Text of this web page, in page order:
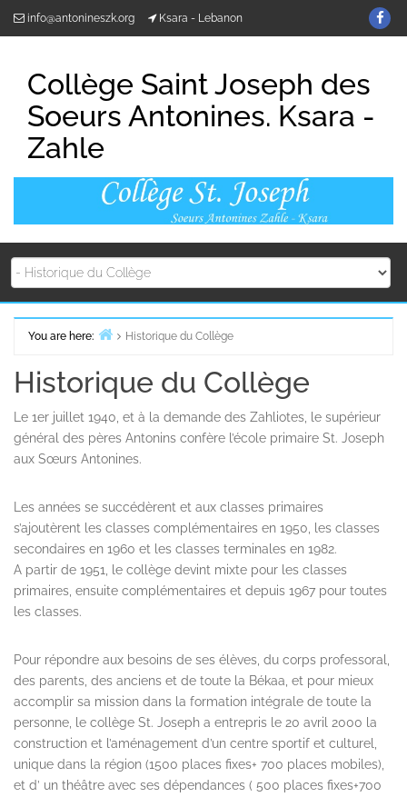
info@antonineszk.org Ksara - Lebanon
us
Collège Saint Joseph des
Soeurs Antonines. Ksara -
Zahle
You are here:
Historique du Collège
Historique du Collège
Le 1er juillet 1940, et à la demande des Zahliotes, le supérieur
général des pères Antonins confère l’école primaire St. Joseph
aux Sœurs Antonines.
Les années se succédèrent et aux classes primaires
s’ajoutèrent les classes complémentaires en 1950, les classes
secondaires en 1960 et les classes terminales en 1982.
A partir de 1951, le collège devint mixte pour les classes
primaires, ensuite complémentaires et depuis 1967 pour toutes
les classes.
Pour répondre aux besoins de ses élèves, du corps professoral,
des parents, des anciens et de toute la Békaa, et pour mieux
accomplir sa mission dans la formation intégrale de toute la
personne, le collège St. Joseph a entrepris le 20 avril 2000 la
construction et l’aménagement d’un centre sportif et culturel,
unique dans la région (1500 places fixes+ 700 places mobiles),
et d’ un théâtre avec ses dépendances ( 500 places fixes+700